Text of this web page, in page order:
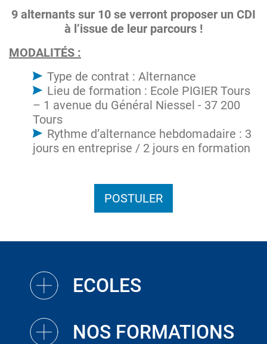
9 alternants sur 10 se verront proposer un CDI
à l’issue de leur parcours !
MODALITÉS :
Type de contrat : Alternance
Lieu de formation : Ecole PIGIER Tours
– 1 avenue du Général Niessel - 37 200
Tours
Rythme d’alternance hebdomadaire : 3
jours en entreprise / 2 jours en formation
POSTULER
ECOLES
NOS FORMATIONS